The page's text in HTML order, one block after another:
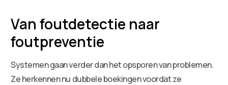
Van foutdetectie naar
foutpreventie
Systemen gaan verder dan het opsporen van problemen.
Ze herkennen nu dubbele boekingen voordat ze